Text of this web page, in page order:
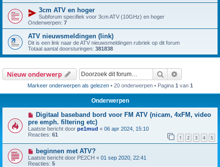
3cm ATV en hoger
Subforum specifiek voor 3cm ATV (10GHz) en hoger
Onderwerpen: 7
ATV nieuwsmeldingen (link)
Dit is een link naar de ATV nieuwsmeldingen rubriek op dit forum
Totaal aantal doorsturingen: 381838
Nieuw onderwerp Zoek
Markeer onderwerpen als gelezen• 20 onderwerpen • Pagina 1 van 1
Onderwerpen
Digitaal baseband bord voor FM ATV (nicam, 4xFM, video
pre emph. filtering etc)
Laatste bericht door pe1mud « 06 apr 2024, 15:10
Reacties: 61 1 2 3 4 5
beginnen met ATV?
Laatste bericht door PE2CH « 01 sep 2020, 22:41
Reacties: 5